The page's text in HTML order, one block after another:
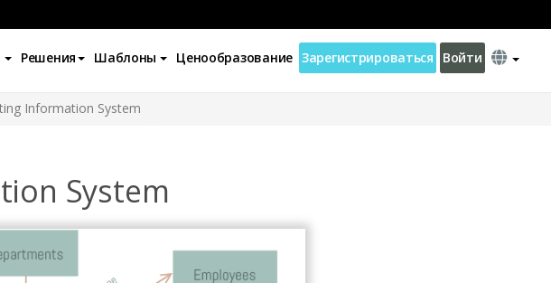
Решения Шаблоны Ценообразование Зарегистрироваться Войти
Information System
System